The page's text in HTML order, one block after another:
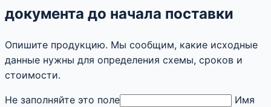
документа до начала поставки
Опишите продукцию. Мы сообщим, какие исходные
данные нужны для определения схемы, сроков и
стоимости.
Не заполняйте это поле
Имя